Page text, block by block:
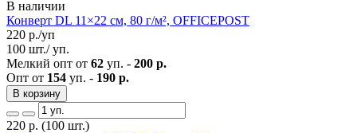
В наличии
Конверт DL 11×22 см, 80 г/м², OFFICEPOST
220 р./уп
100 шт./ уп.
Мелкий опт от 62 уп. - 200 р.
Опт от 154 уп. - 190 р.
В корзину
220 р. (100 шт.)